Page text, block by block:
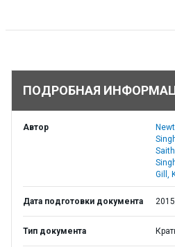
ПОДРОБНАЯ
Автор
Gill,
Дата подготовки документа
Тип документа